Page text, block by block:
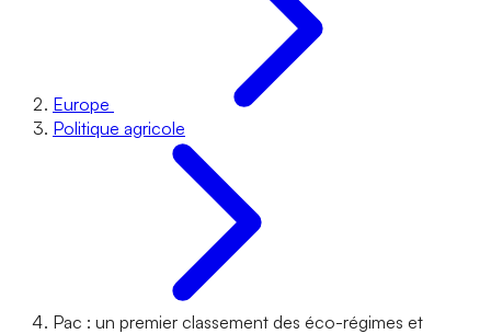
Europe
Politique agricole
Pac : un premier classement des éco-régimes et